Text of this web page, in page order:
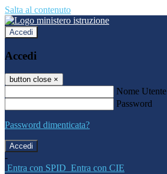
Salta al contenuto
Accedi
Accedi
button close ×
Nome Utente
Password
Password dimenticata?
-
Entra con SPID Entra con CIE